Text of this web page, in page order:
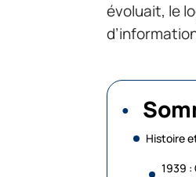
évoluait, le
Histoire
1939 :